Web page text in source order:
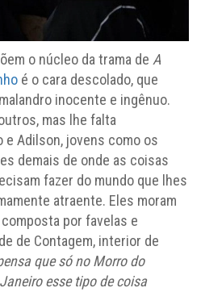
o núcleo da trama de A
é o cara descolado, que
inocente e ingênuo.
mas lhe falta
e Adilson, jovens como os
demais de onde as coisas
fazer do mundo que lhes
atraente. Eles moram
por favelas e
de Contagem, interior de
que só no Morro do
esse tipo de coisa